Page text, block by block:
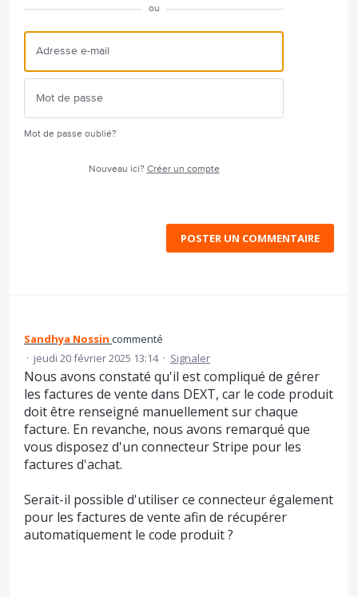
ou
Mot de passe oublié?
Nouveau ici? Créer un compte
POSTER UN COMMENTAIRE
Sandhya Nossin commenté
· jeudi 20 février 2025 13:14 · Signaler
Nous avons constaté qu'il est compliqué de gérer
les factures de vente dans DEXT, car le code produit
doit être renseigné manuellement sur chaque
facture. En revanche, nous avons remarqué que
vous disposez d'un connecteur Stripe pour les
factures d'achat.
Serait-il possible d'utiliser ce connecteur également
pour les factures de vente afin de récupérer
automatiquement le code produit ?